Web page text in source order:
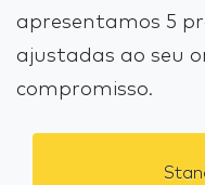
apresentamos 5
ajustadas ao seu
compromisso.